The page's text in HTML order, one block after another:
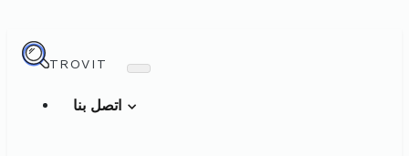
TROVIT